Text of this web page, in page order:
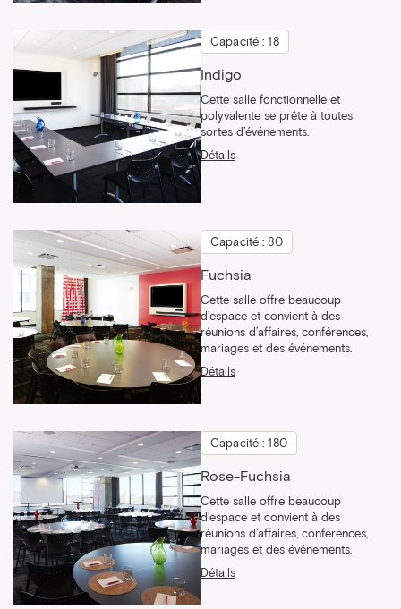
Capacité : 18
Indigo
Cette salle fonctionnelle et
polyvalente se prête à toutes
sortes d’événements.
Détails
Capacité : 80
Fuchsia
Cette salle offre beaucoup
d’espace et convient à des
réunions d’affaires, conférences,
mariages et des événements.
Détails
Capacité : 180
Rose-Fuchsia
Cette salle offre beaucoup
d’espace et convient à des
réunions d’affaires, conférences,
mariages et des événements.
Détails